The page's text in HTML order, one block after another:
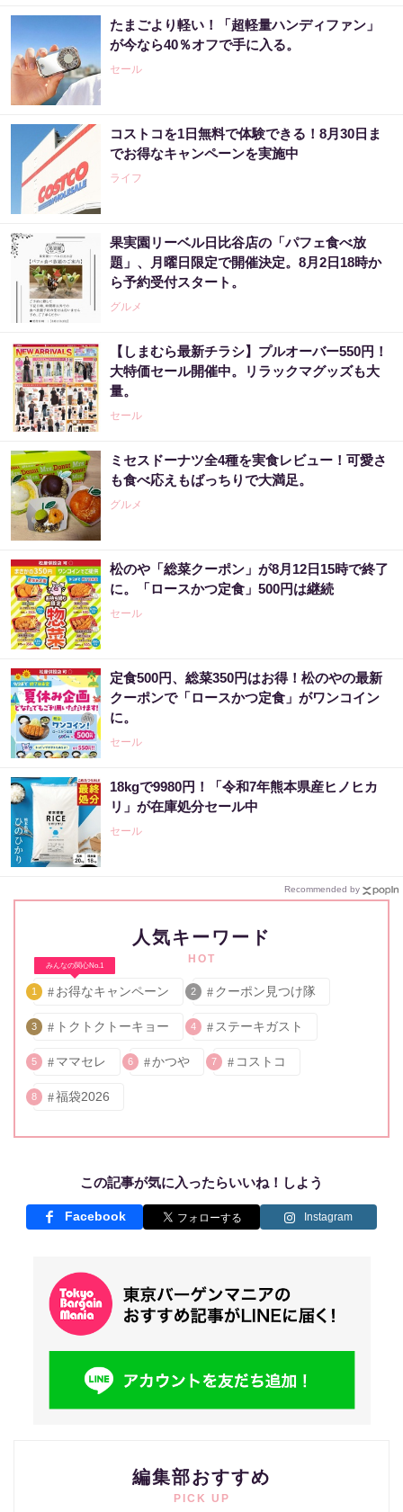
たまごより軽い！「超軽量ハンディファン」
が今なら40％オフで手に入る。
セール
コストコを1日無料で体験できる！8月30日ま
でお得なキャンペーンを実施中
ライフ
果実園リーベル日比谷店の「パフェ食べ放
題」、月曜日限定で開催決定。8月2日18時か
ら予約受付スタート。
グルメ
【しまむら最新チラシ】プルオーバー550円！
大特価セール開催中。リラックマグッズも大
量。
セール
ミセスドーナツ全4種を実食レビュー！可愛さ
も食べ応えもばっちりで大満足。
グルメ
松のや「総菜クーポン」が8月12日15時で終了
に。「ロースかつ定食」500円は継続
セール
定食500円、総菜350円はお得！松のやの最新
クーポンで「ロースかつ定食」がワンコイン
に。
セール
18kgで9980円！「令和7年熊本県産ヒノヒカ
リ」が在庫処分セール中
セール
Recommended by
人気キーワード
HOT
みんなの関心No.1
1 お得なキャンペーン 2 クーポン見つけ隊
3 トクトクトーキョー 4 ステーキガスト
5 ママセレ 6 かつや 7 コストコ
8 福袋2026
この記事が気に入ったらいいね！しよう
Facebook Instagram
編集部おすすめ
PICK UP